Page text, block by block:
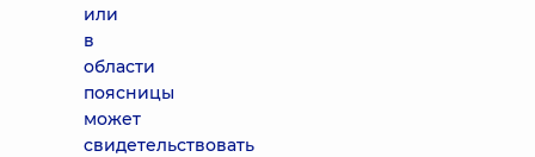
или
в
области
поясницы
может
свидетельствовать